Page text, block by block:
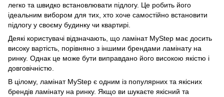
легко та швидко встановлювати підлогу. Це робить його
ідеальним вибором для тих, хто хоче самостійно встановити
підлогу у своєму будинку чи квартирі.
Деякі користувачі відзначають, що ламінат MyStep має досить
високу вартість, порівняно з іншими брендами ламінату на
ринку. Однак це може бути виправдано його високою якістю і
довговічністю.
В цілому, ламінат MyStep є одним із популярних та якісних
брендів ламінату на ринку. Якщо ви шукаєте якісний та